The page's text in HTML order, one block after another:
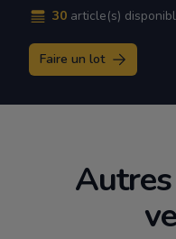
30 article(s)
Faire un lot